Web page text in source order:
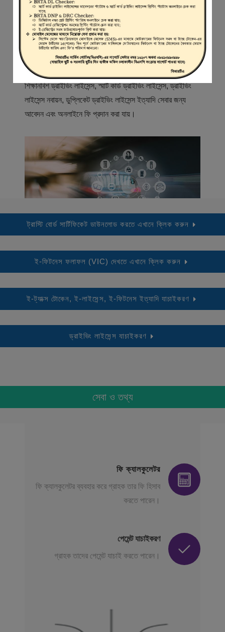
স্বাগতম
বিআরটিএ সার্ভিস পোর্টাল (বিএসপি) বাংলাদেশ রোড ট্রান্সপোর্ট অথরিটি
(বিআরটিএ) এর একটি অনলাইন সেবা প্রদানের মাধ্যম যেখানে ড্রাইভার,
মোটরযান মালিক, মোটরযান বিক্রেতাদের নিবন্ধিত করা হয় এবং
শিক্ষানবিশ ড্রাইভিং লাইসেন্স, স্মার্ট কার্ড ড্রাইভিং লাইসেন্স, ড্রাইভিং
লাইসেন্স নবায়ন, ডুপ্লিকেট ড্রাইভিং লাইসেন্স ইত্যাদি সেবার জন্য
আবেদন এবং অনলাইনে ফি প্রদান করা যায়।
ট্রাস্টি বোর্ড সার্টিফিকেট ডাউনলোড করতে এখানে ক্লিক করুন
ই-ফিটনেস ফলাফল (VIC) দেখতে এখানে ক্লিক করুন
ই-ট্যাক্স টোকেন, ই-লাইসেন্স, ই-ফিটনেস ইত্যাদি যাচাইকরণ
ড্রাইভিং লাইসেন্স যাচাইকরণ
সেবা ও তথ্য
ফি ক্যালকুলেটর
ফি ক্যালকুলেটর ব্যবহার করে গ্রাহক তার ফি হিসাব
করতে পারেন।
পেমেন্ট যাচাইকরণ
গ্রাহক তাদের পেমেন্ট যাচাই করতে পারেন।